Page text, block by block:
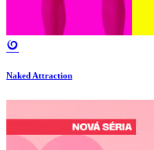
Naked Attraction